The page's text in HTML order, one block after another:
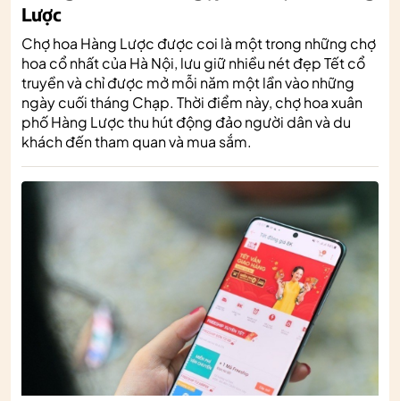
Lược
Chợ hoa Hàng Lược được coi là một trong những chợ
hoa cổ nhất của Hà Nội, lưu giữ nhiều nét đẹp Tết cổ
truyền và chỉ được mở mỗi năm một lần vào những
ngày cuối tháng Chạp. Thời điểm này, chợ hoa xuân
phố Hàng Lược thu hút động đảo người dân và du
khách đến tham quan và mua sắm.